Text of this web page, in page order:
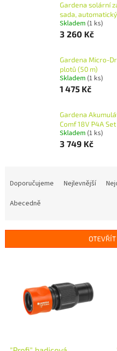
Gardena solární
sada,
Skladem (1 ks)
3 260 Kč
Gardena Micro-
plotů (50 m)
Skladem (1 ks)
1 475 Kč
Gardena
Comf 18V P4A Set
Skladem (1 ks)
3 749 Kč
r
Doporučujeme Nejlevnější
Abecedně